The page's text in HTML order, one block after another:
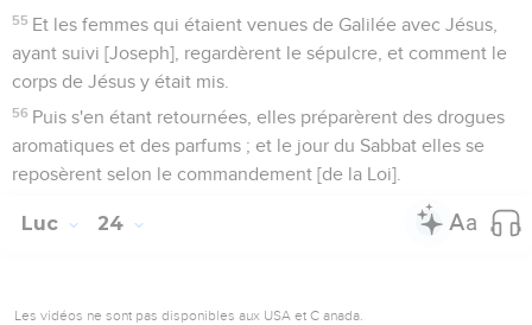
55 Et les femmes qui étaient venues de Galilée avec Jésus,
ayant suivi [Joseph], regardèrent le sépulcre, et comment le
corps de Jésus y était mis.
56 Puis s'en étant retournées, elles préparèrent des drogues
aromatiques et des parfums ; et le jour du Sabbat elles se
reposèrent selon le commandement [de la Loi].
Luc 24
Les vidéos ne sont pas disponibles aux USA et C anada.